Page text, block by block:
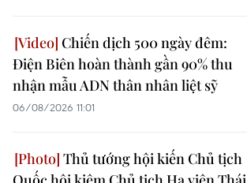
Chiến dịch 500 ngày đêm:
Điện Biên hoàn thành gần 90% thu
nhận mẫu ADN thân nhân liệt sỹ
06/08/2026 11:01
Thủ tướng hội kiến Chủ tịch